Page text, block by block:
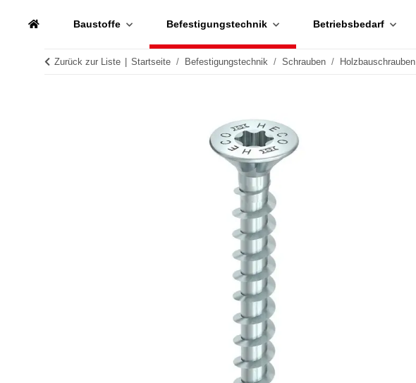
Baustoffe Befestigungstechnik Betriebsbedarf
Zurück zur Liste Startseite Befestigungstechnik Schrauben Holzbauschrauben